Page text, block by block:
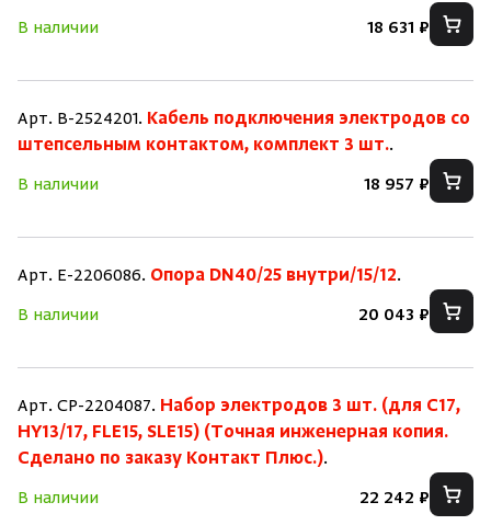
В наличии
18 631 ₽
Арт. B-2524201. Кабель подключения электродов со
штепсельным контактом, комплект 3 шт..
В наличии
18 957 ₽
Арт. E-2206086. Опора DN40/25 внутри/15/12.
В наличии
20 043 ₽
Арт. CP-2204087. Набор электродов 3 шт. (для C17,
HY13/17, FLE15, SLE15) (Точная инженерная копия.
Cделано по заказу Контакт Плюс.).
В наличии
22 242 ₽